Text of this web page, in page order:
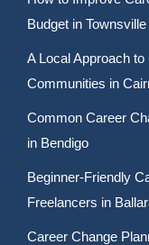
Budget in Townsville
A Local Approach
Communities in
Common Career
in Bendigo
Beginner-Friendly
Freelancers in
Career Change